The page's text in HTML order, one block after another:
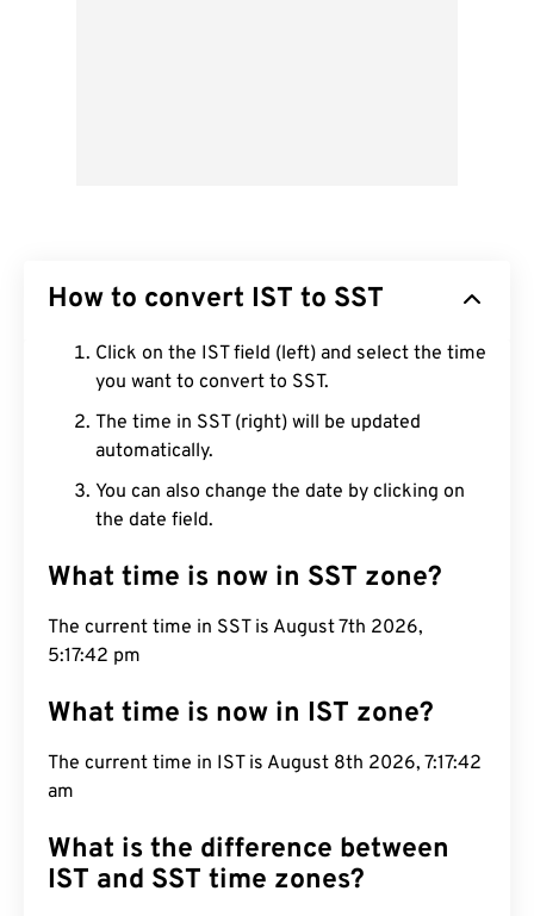
How to convert IST to SST
Click on the IST field (left) and select the time
you want to convert to SST.
The time in SST (right) will be updated
automatically.
You can also change the date by clicking on
the date field.
What time is now in SST zone?
The current time in SST is August 7th 2026,
5:17:43 pm
What time is now in IST zone?
The current time in IST is August 8th 2026, 7:17:43
am
What is the difference between
IST and SST time zones?